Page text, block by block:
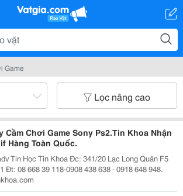
Game
Lọc nâng cao
Cầm Chơi Game Sony Ps2.Tin Khoa Nhận
Hàng Toàn Quốc.
Học Tin Khoa Đc: 341/20 Lạc Long Quân F5
948.